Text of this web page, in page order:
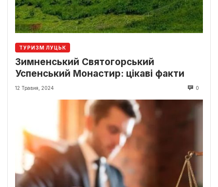
ТУРИЗМ ЛУЦЬК
Зимненський Святогорський
Успенський Монастир: цікаві факти
12 Травня, 2024 0